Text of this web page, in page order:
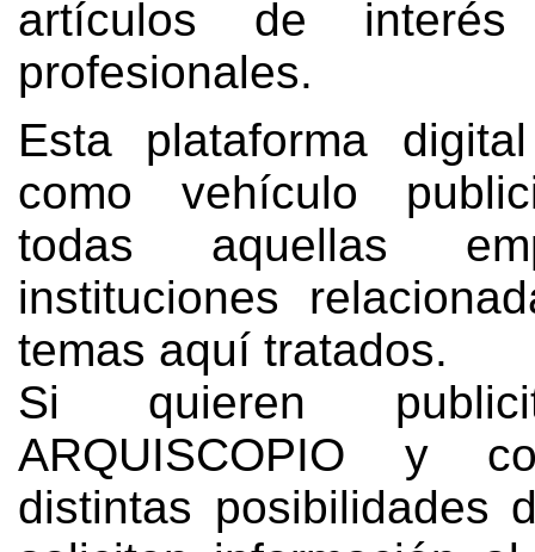
artículos de
profesionales.
Esta plataforma
como vehículo
todas aquellas
instituciones
temas aquí tratados.
Si quieren
ARQUISCOPIO y
distintas posibilidades